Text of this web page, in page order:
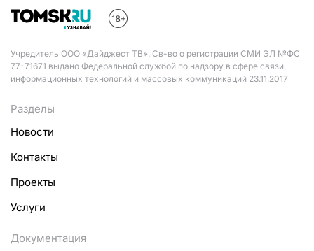
Учредитель ООО «Дайджест ТВ». Св-во о регистрации СМИ ЭЛ №ФС
77-71671 выдано Федеральной службой по надзору в сфере связи,
информационных технологий и массовых коммуникаций 23.11.2017
Разделы
Новости
Контакты
Проекты
Услуги
Документация